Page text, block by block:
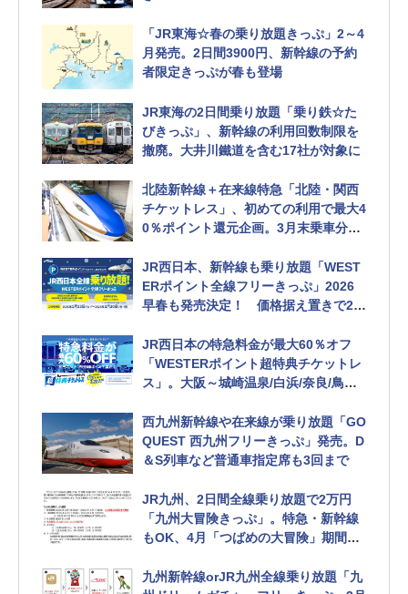
「JR東海☆春の乗り放題きっぷ」2～4
月発売。2日間3900円、新幹線の予約
者限定きっぷが春も登場
JR東海の2日間乗り放題「乗り鉄☆た
びきっぷ」、新幹線の利用回数制限を
撤廃。大井川鐵道を含む17社が対象に
北陸新幹線＋在来線特急「北陸・関西
チケットレス」、初めての利用で最大4
0％ポイント還元企画。3月末乗車分ま
JR西日本、新幹線も乗り放題「WEST
ERポイント全線フリーきっぷ」2026
早春も発売決定！ 価格据え置きで2種
JR西日本の特急料金が最大60％オフ
「WESTERポイント超特典チケットレ
ス」。大阪～城崎温泉/白浜/奈良/鳥取
西九州新幹線や在来線が乗り放題「GO
QUEST 西九州フリーきっぷ」発売。D
＆S列車など普通車指定席も3回まで
JR九州、2日間全線乗り放題で2万円
「九州大冒険きっぷ」。特急・新幹線
もOK、4月「つばめの大冒険」期間限
九州新幹線orJR九州全線乗り放題「九